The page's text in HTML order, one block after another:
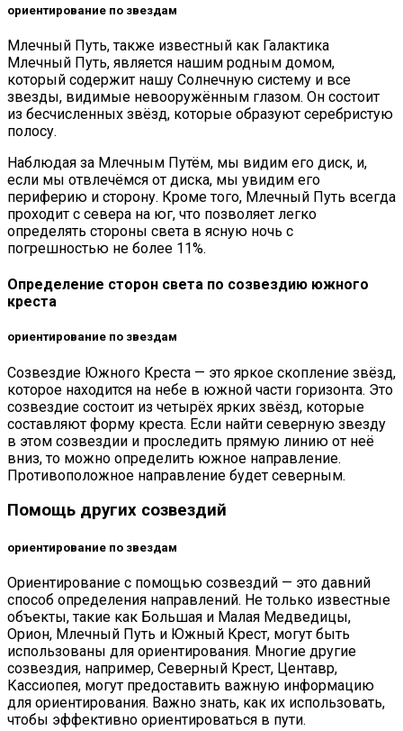
ориентирование по звездам
Млечный Путь, также известный как Галактика
Млечный Путь, является нашим родным домом,
который содержит нашу Солнечную систему и все
звезды, видимые невооружённым глазом. Он состоит
из бесчисленных звёзд, которые образуют серебристую
полосу.
Наблюдая за Млечным Путём, мы видим его диск, и,
если мы отвлечёмся от диска, мы увидим его
периферию и сторону. Кроме того, Млечный Путь всегда
проходит с севера на юг, что позволяет легко
определять стороны света в ясную ночь с
погрешностью не более 11%.
Определение сторон света по созвездию южного
креста
ориентирование по звездам
Созвездие Южного Креста — это яркое скопление звёзд,
которое находится на небе в южной части горизонта. Это
созвездие состоит из четырёх ярких звёзд, которые
составляют форму креста. Если найти северную звезду
в этом созвездии и проследить прямую линию от неё
вниз, то можно определить южное направление.
Противоположное направление будет северным.
Помощь других созвездий
ориентирование по звездам
Ориентирование с помощью созвездий — это давний
способ определения направлений. Не только известные
объекты, такие как Большая и Малая Медведицы,
Орион, Млечный Путь и Южный Крест, могут быть
использованы для ориентирования. Многие другие
созвездия, например, Северный Крест, Центавр,
Кассиопея, могут предоставить важную информацию
для ориентирования. Важно знать, как их использовать,
чтобы эффективно ориентироваться в пути.